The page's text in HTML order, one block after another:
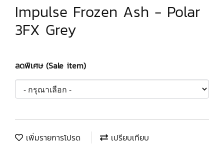
Impulse Frozen Ash - Polar
3FX Grey
ลดพิเศษ (Sale item)
เพิ่มรายการโปรด
เปรียบเทียบ